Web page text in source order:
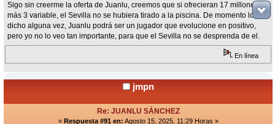
Sigo sin creerme la oferta de Juanlu, creemos que si ofrecieran 17 millones
más 3 variable, el Sevilla no se hubiera tirado a la piscina. De momento lo he
dicho alguna vez, Juanlu podrá ser un jugador que evolucione en positivo,
pero yo no lo veo tan importante, para que el Sevilla no se desprenda de el.
En línea
jmpn
Re: JUANLU SÁNCHEZ
« Respuesta #91 en: Agosto 15, 2025, 11:29 Horas »